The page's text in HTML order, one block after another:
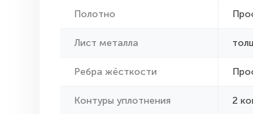
Полотно
Лист металла
Ребра жёсткости
Контуры уплотнения 2